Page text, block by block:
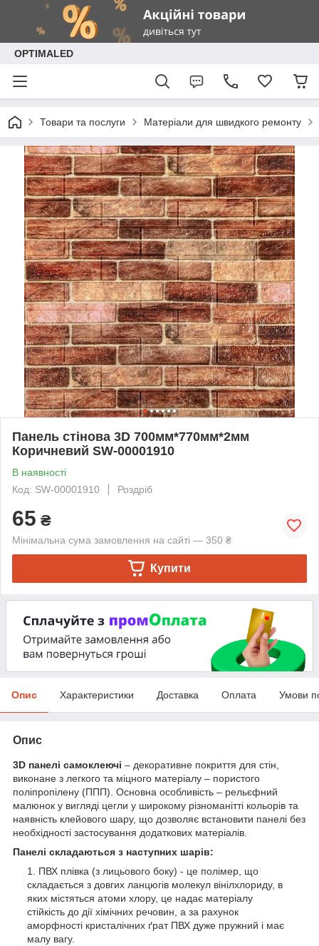
OPTIMALED
Товари та послуги Матеріали для швидкого ремонту
Панель стінова 3D 700мм*770мм*2мм
Коричневий SW-00001910
В наявності
Код: SW-00001910
Роздріб
65 ₴
Мінімальна сума замовлення на сайті — 350 ₴
Купити
Опис Характеристики Доставка Оплата Умови
Опис
3D панелі самоклеючі – декоративне покриття для стін,
виконане з легкого та міцного матеріалу – пористого
поліпропілену (ППП). Основна особливість – рельєфний
малюнок у вигляді цегли у широкому різноманітті кольорів та
наявність клейового шару, що дозволяє встановити панелі без
необхідності застосування додаткових матеріалів.
Панелі складаються з наступних шарів:
ПВХ плівка (з лицьового боку) - це полімер, що
складається з довгих ланцюгів молекул вінілхлориду, в
яких містяться атоми хлору, це надає матеріалу
стійкість до дії хімічних речовин, а за рахунок
аморфності кристалічних ґрат ПВХ дуже пружний і має
малу вагу.